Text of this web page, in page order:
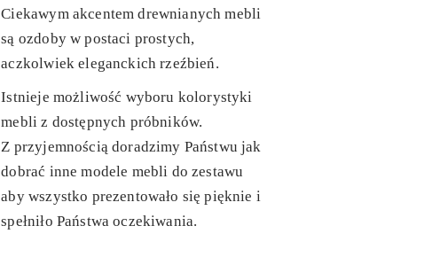
Ciekawym akcentem drewnianych mebli
są ozdoby w postaci prostych,
aczkolwiek eleganckich rzeźbień.
Istnieje możliwość wyboru kolorystyki
mebli z dostępnych próbników.
Z przyjemnością doradzimy Państwu jak
dobrać inne modele mebli do zestawu
aby wszystko prezentowało się pięknie i
spełniło Państwa oczekiwania.